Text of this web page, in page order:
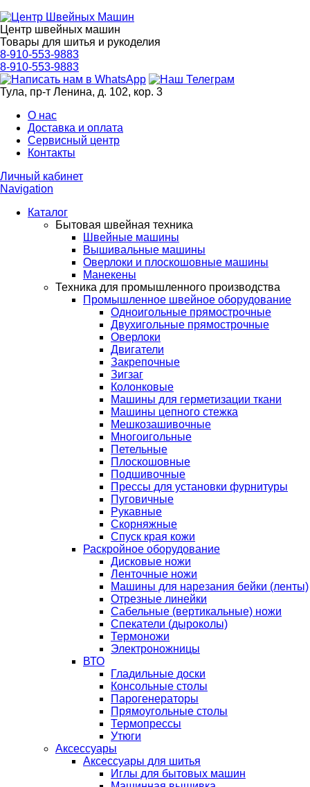
Центр швейных машин
Товары для шитья и рукоделия
8-910-553-9883
8-910-553-9883
Тула, пр-т Ленина, д. 102, кор. 3
О нас
Доставка и оплата
Сервисный центр
Контакты
Личный кабинет
Navigation
Каталог
Бытовая швейная техника
Швейные машины
Вышивальные машины
Оверлоки и плоскошовные машины
Манекены
Техника для промышленного производства
Промышленное швейное оборудование
Одноигольные прямострочные
Двухигольные прямострочные
Оверлоки
Двигатели
Закрепочные
Зигзаг
Колонковые
Машины для герметизации ткани
Машины цепного стежка
Мешкозашивочные
Многоигольные
Петельные
Плоскошовные
Подшивочные
Прессы для установки фурнитуры
Пуговичные
Рукавные
Скорняжные
Спуск края кожи
Раскройное оборудование
Дисковые ножи
Ленточные ножи
Машины для нарезания бейки (ленты)
Отрезные линейки
Сабельные (вертикальные) ножи
Спекатели (дыроколы)
Термоножи
Электроножницы
ВТО
Гладильные доски
Консольные столы
Парогенераторы
Прямоугольные столы
Термопрессы
Утюги
Аксессуары
Аксессуары для шитья
Иглы для бытовых машин